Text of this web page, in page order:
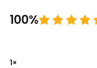
100%
1